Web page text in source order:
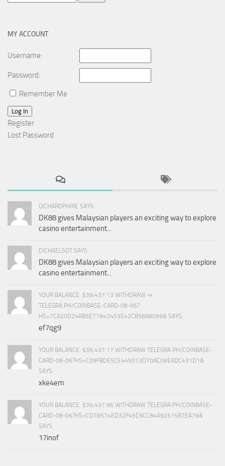
MY ACCOUNT
Username:
Password:
Remember Me
Log In
Register
Lost Password
GICHARDPHIRE SAYS:
DK88 gives Malaysian players an exciting way to explore
casino entertainment...
DICHAELSOT SAYS:
DK88 gives Malaysian players an exciting way to explore
casino entertainment...
YOUR BALANCE: $39,437.13 WITHDRAW ⇒
TELEGRA.PH/COINBASE-CARD-08-06?
HS=7CA20D24AB5E71943453E42CB58A8099& SAYS:
ef7qg9
YOUR BALANCE: $39,437.17 WITHDRAW TELEGRA.PH/COINBASE-
CARD-08-06?HS=C09FBDE5CE445013D70AC06EADC431D1&
SAYS:
xke4em
YOUR BALANCE: $39,437.96 WITHDRAW TELEGRA.PH/COINBASE-
CARD-08-06?HS=CD78574ED32F45C9CC84A92515B7EA79&
SAYS:
17inof